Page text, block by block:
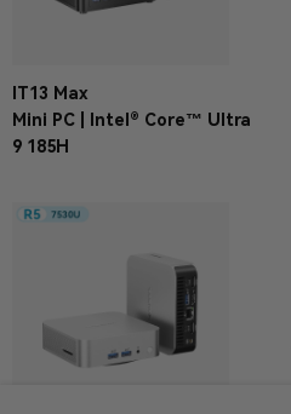
IT13 Max
Mini PC | Intel® Core™ Ultra
9 185H